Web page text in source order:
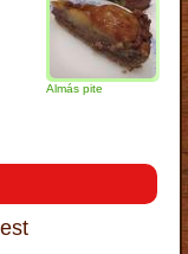
Almás pite